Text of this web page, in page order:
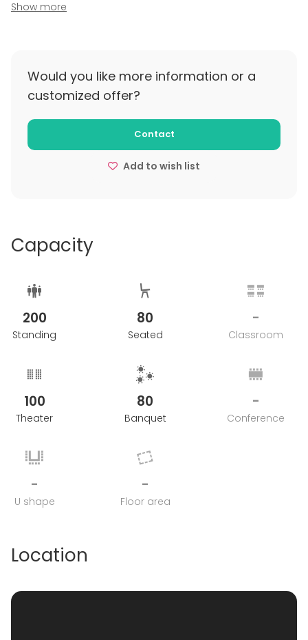
Show more
Would you like more information or a
customized offer?
Contact
Add to wish list
Capacity
200
Standing
80
Seated
-
Classroom
100
Theater
80
Banquet
-
Conference
-
U shape
-
Floor area
Location